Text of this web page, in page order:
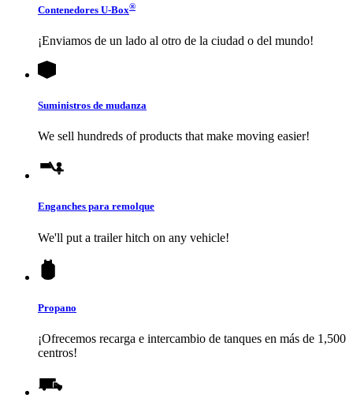
Contenedores U-Box®
¡Enviamos de un lado al otro de la ciudad o del mundo!
Suministros de mudanza
We sell hundreds of products that make moving easier!
Enganches para remolque
We'll put a trailer hitch on any vehicle!
Propano
¡Ofrecemos recarga e intercambio de tanques en más de 1,500
centros!